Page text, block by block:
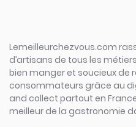
Lemeilleurchezvous.com
d’artisans de tous les
bien manger et soucieux de
consommateurs grâce au
and collect partout en
meilleur de la gastronomie